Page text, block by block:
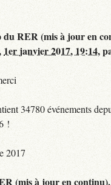
du RER (mis à jour en
1er janvier 2017, 19:14,
34780 événements
!
2017
(mis à jour en